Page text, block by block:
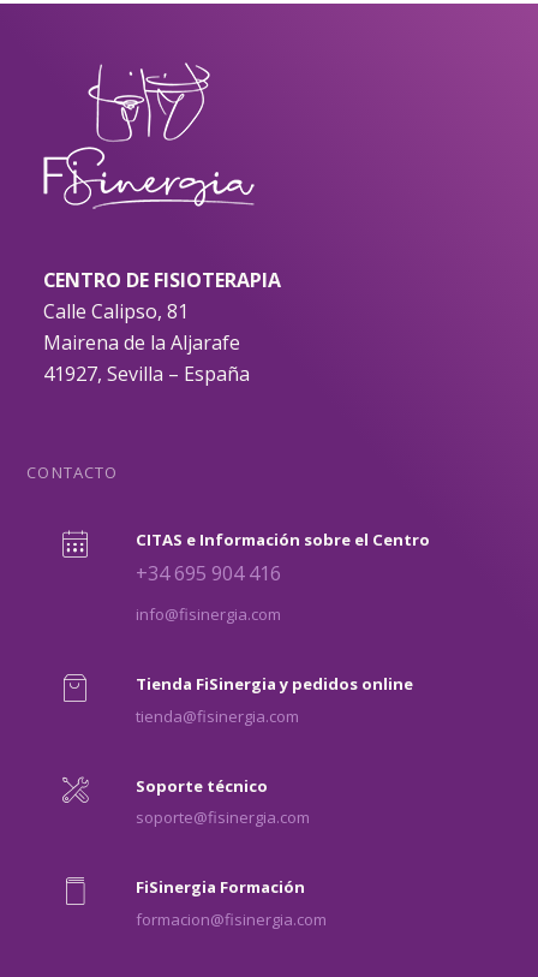
CENTRO DE FISIOTERAPIA
Calle Calipso, 81
Mairena de la Aljarafe
41927, Sevilla – España
CONTACTO
CITAS e Información sobre el Centro
+34 695 904 416
info@fisinergia.com
Tienda FiSinergia y pedidos online
tienda@fisinergia.com
Soporte técnico
soporte@fisinergia.com
FiSinergia Formación
formacion@fisinergia.com